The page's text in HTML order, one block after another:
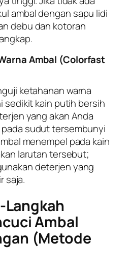
ambal dengan sapu lidi
debu dan kotoran
Ambal (Colorfast
ketahanan warna
sedikit kain putih bersih
yang akan Anda
sudut tersembunyi
menempel pada kain
larutan tersebut;
deterjen yang
saja.
Langkah
Ambal
(Metode